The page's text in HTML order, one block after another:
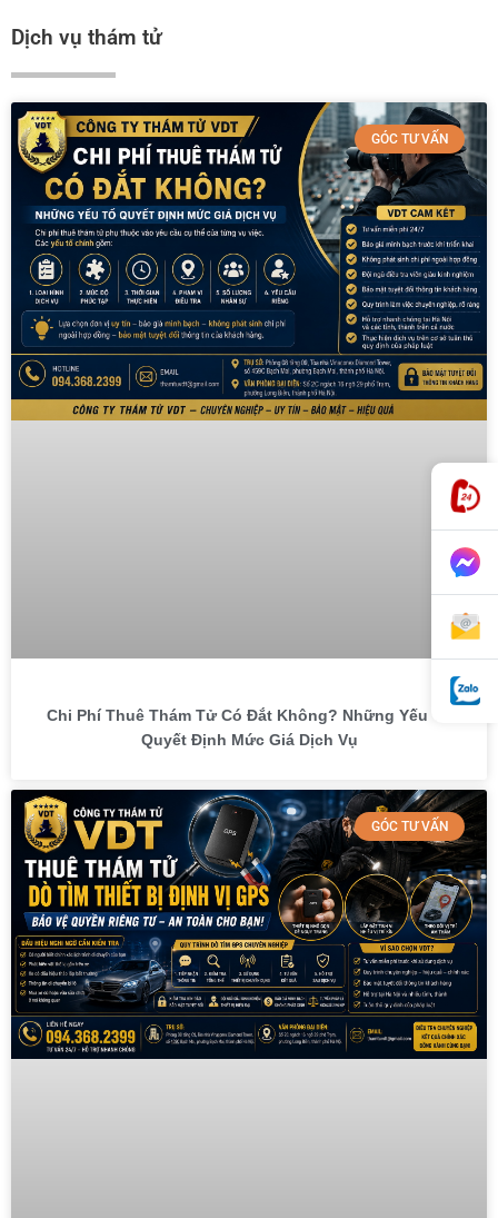
Dịch vụ thám tử
GÓC TƯ VẤN
Chi Phí Thuê Thám Tử Có Đắt Không? Những Yếu Tố
Quyết Định Mức Giá Dịch Vụ
GÓC TƯ VẤN